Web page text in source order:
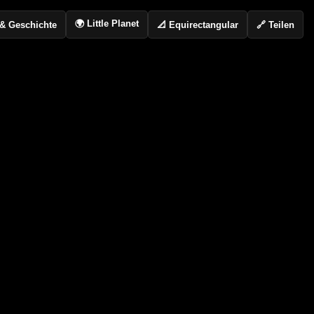
Geschichte 🌍 Little Planet 📐 Equirectangular 🔗 Teilen